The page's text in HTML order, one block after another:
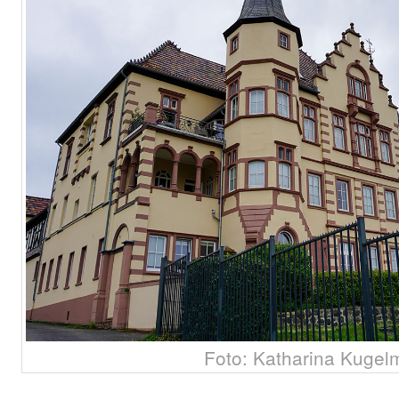
Foto: Katharina